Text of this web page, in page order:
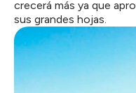
crecerá más ya que
sus grandes hojas.